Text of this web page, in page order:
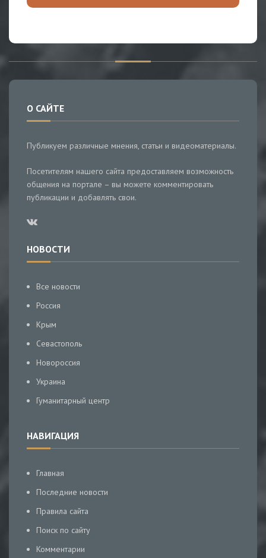
О САЙТЕ
Публикуем различные мнения, статьи и видеоматериалы.
Посетителям нашего сайта предоставляем возможность
общения на портале – вы можете комментировать
публикации и добавлять свои.
НОВОСТИ
Все новости
Россия
Крым
Севастополь
Новороссия
Украина
Гуманитарный центр
НАВИГАЦИЯ
Главная
Последние новости
Правила сайта
Поиск по сайту
Комментарии